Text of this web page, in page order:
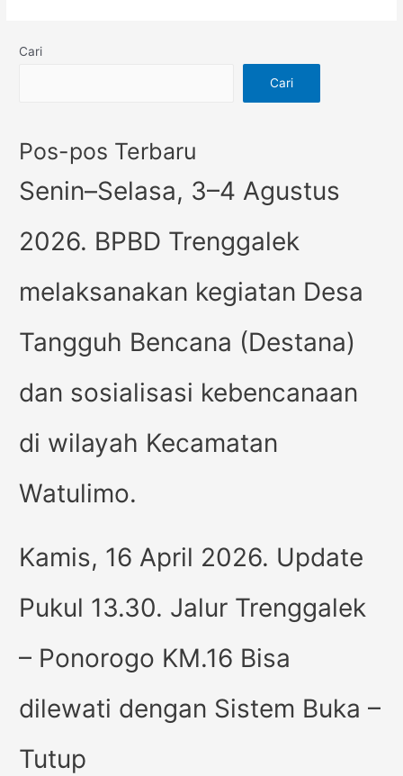
Cari
Cari
Pos-pos Terbaru
Senin–Selasa, 3–4 Agustus
2026. BPBD Trenggalek
melaksanakan kegiatan Desa
Tangguh Bencana (Destana)
dan sosialisasi kebencanaan
di wilayah Kecamatan
Watulimo.
Kamis, 16 April 2026. Update
Pukul 13.30. Jalur Trenggalek
– Ponorogo KM.16 Bisa
dilewati dengan Sistem Buka –
Tutup